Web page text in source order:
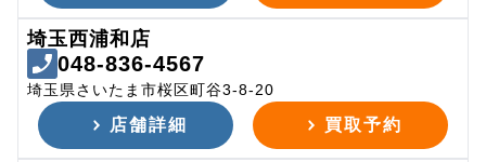
埼玉西浦和店
048-836-4567
埼玉県さいたま市桜区町谷3-8-20
店舗詳細 買取予約